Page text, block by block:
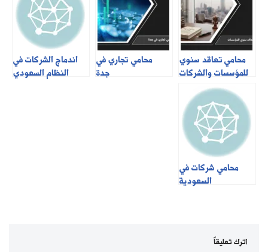
محامي تعاقد سنوي
للمؤسسات والشركات
بالسعودية
محامي تجاري في
جدة
اندماج الشركات في
النظام السعودي
محامي شركات في
السعودية
اترك تعليقاً